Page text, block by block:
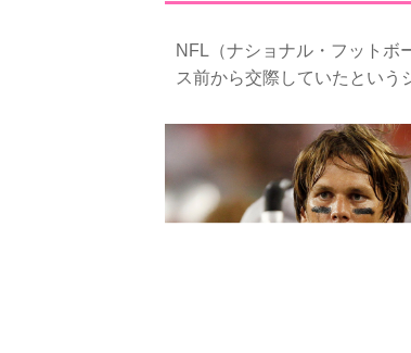
NFL（ナショナル・フットボ
ス前から交際していたという